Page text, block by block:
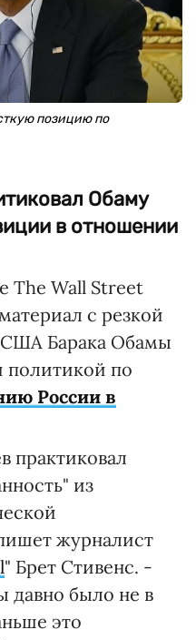
позицию по
Обаму
в отношении
The Wall Street
с резкой
США Барака Обамы
политикой по
России в
практиковал
из
журналист
" Брет Стивенс. -
давно было не в
это